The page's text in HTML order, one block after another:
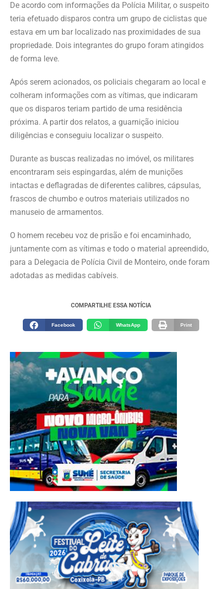
De acordo com informações da Polícia Militar, o suspeito
teria efetuado disparos contra um grupo de ciclistas que
estava em um bar localizado nas proximidades de sua
propriedade. Dois integrantes do grupo foram atingidos
de forma leve.
Após serem acionados, os policiais chegaram ao local e
colheram informações com as vítimas, que indicaram
que os disparos teriam partido de uma residência
próxima. A partir dos relatos, a guarnição iniciou
diligências e conseguiu localizar o suspeito.
Durante as buscas realizadas no imóvel, os militares
encontraram seis espingardas, além de munições
intactas e deflagradas de diferentes calibres, cápsulas,
frascos de chumbo e outros materiais utilizados no
manuseio de armamentos.
O homem recebeu voz de prisão e foi encaminhado,
juntamente com as vítimas e todo o material apreendido,
para a Delegacia de Polícia Civil de Monteiro, onde foram
adotadas as medidas cabíveis.
COMPARTILHE ESSA NOTÍCIA
Facebook WhatsApp Print